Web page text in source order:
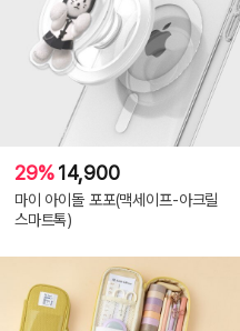
29%14,900
마이 아이돌 포포(맥세이프-아크릴
스마트톡)